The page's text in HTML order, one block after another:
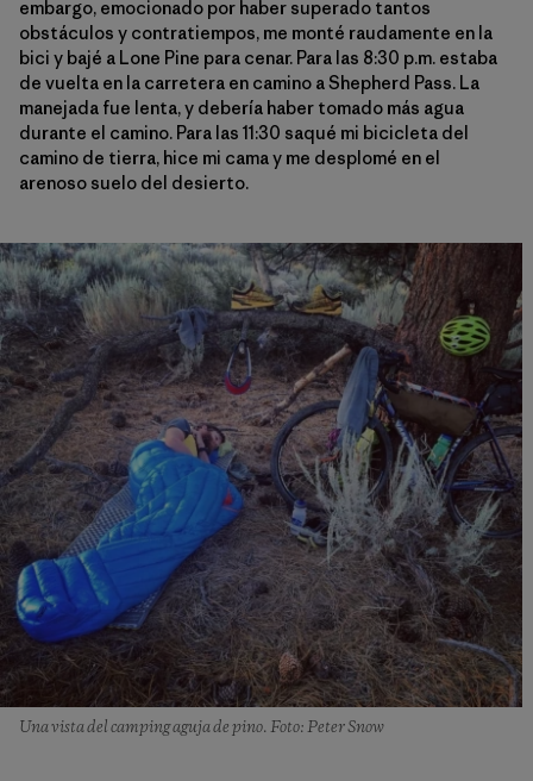
embargo, emocionado por haber superado tantos
obstáculos y contratiempos, me monté raudamente en la
bici y bajé a Lone Pine para cenar. Para las 8:30 p.m. estaba
de vuelta en la carretera en camino a Shepherd Pass. La
manejada fue lenta, y debería haber tomado más agua
durante el camino. Para las 11:30 saqué mi bicicleta del
camino de tierra, hice mi cama y me desplomé en el
arenoso suelo del desierto.
Una vista del camping aguja de pino. Foto: Peter Snow